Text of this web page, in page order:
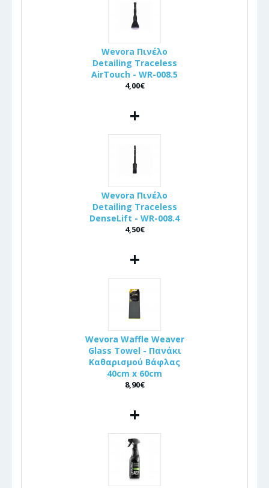
Wevora Πινέλo
Detailing Traceless
AirTouch - WR-008.5
4,00€
+
Wevora Πινέλo
Detailing Traceless
DenseLift - WR-008.4
4,50€
+
Wevora Waffle Weaver
Glass Towel - Πανάκι
Καθαρισμού Βάφλας
40cm x 60cm
8,90€
+